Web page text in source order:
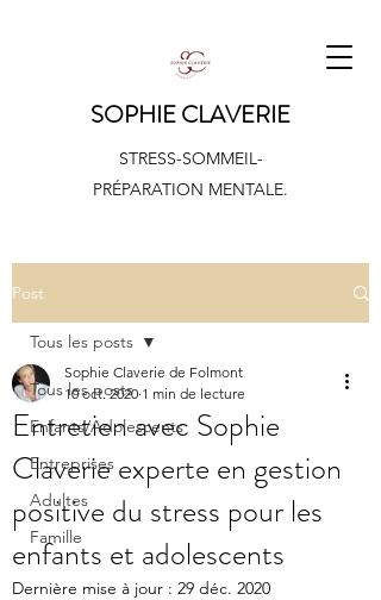
SOPHIE CLAVERIE
STRESS-SOMMEIL-
PRÉPARATION MENTALE.
Post
Tous les posts
Enfants/Adolescents
Entreprises
Adultes
Famille
Tous les posts
Entretien avec Sophie
Claverie experte en gestion
positive du stress pour les
enfants et adolescents
Sophie Claverie de Folmont
10 oct. 2020 1 min de lecture
Dernière mise à jour : 29 déc. 2020